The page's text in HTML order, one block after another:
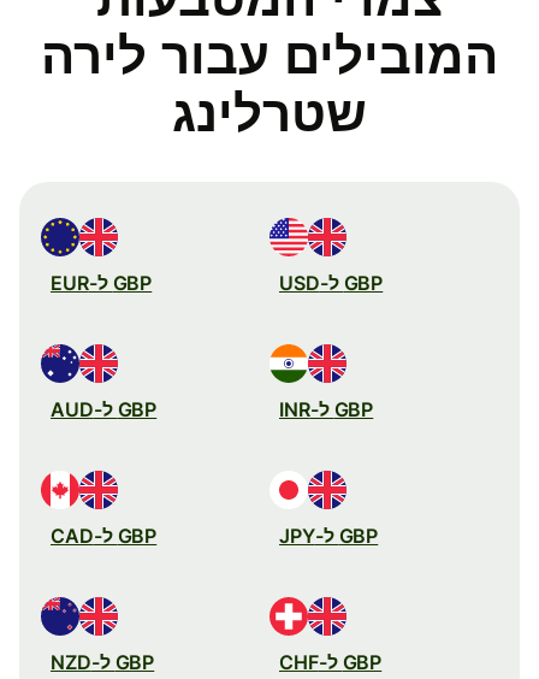
המובילים עבור לירה
שטרלינג
GBP ל-USD GBP ל-EUR
GBP ל-INR GBP ל-AUD
GBP ל-JPY GBP ל-CAD
GBP ל-CHF GBP ל-NZD